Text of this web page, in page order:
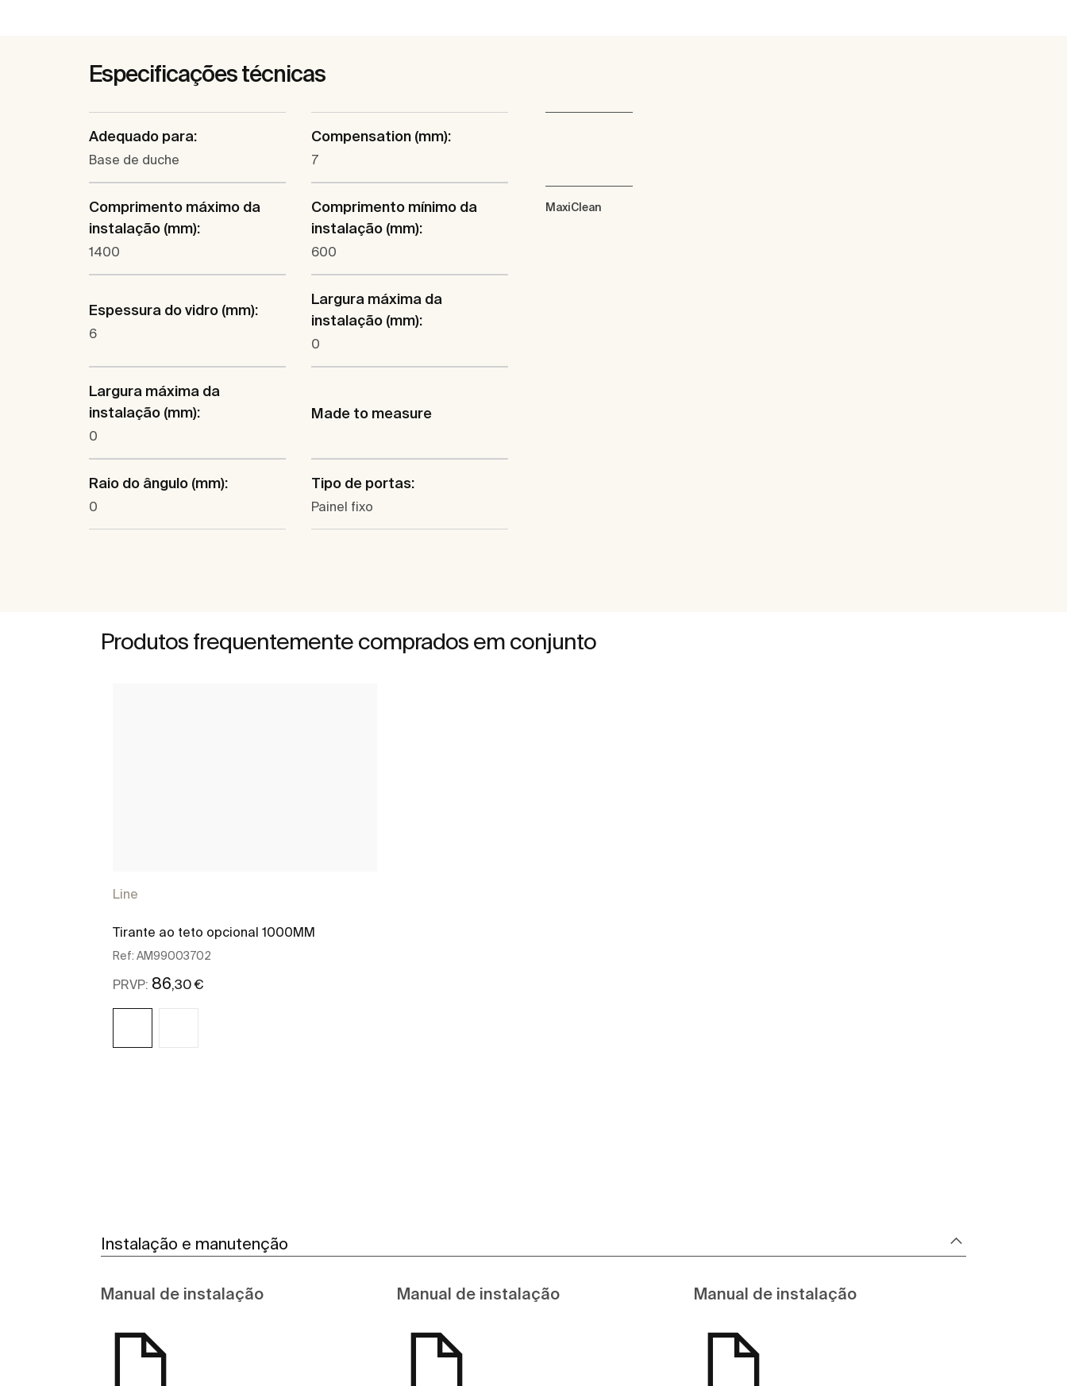
Especificações técnicas
Adequado para:
Base de duche
Compensation (mm):
7
Comprimento máximo da
instalação (mm):
1400
Comprimento mínimo da
instalação (mm):
600
Espessura do vidro (mm):
6
Largura máxima da
instalação (mm):
0
Largura máxima da
instalação (mm):
0
Made to measure
Raio do ângulo (mm):
0
Tipo de portas:
Painel fixo
MaxiClean
Produtos frequentemente comprados em conjunto
Line
Tirante ao teto opcional 1000MM
Ref: AM99003702
PRVP: 86,30 €
Instalação e manutenção
Manual de instalação Manual de instalação Manual de instalação